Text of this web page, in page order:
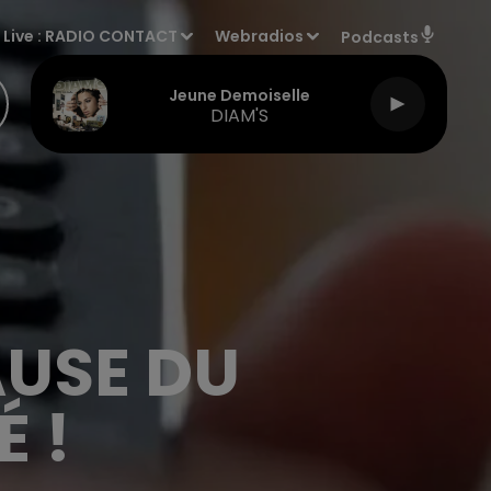
Live :RADIO CONTACT Webradios Podcasts
Jeune Demoiselle
DIAM'S
DU
!